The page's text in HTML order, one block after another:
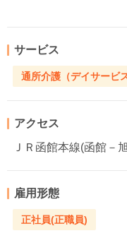
サービス
通所介護（デイサービス
アクセス
ＪＲ函館本線(函館－
雇用形態
正社員(正職員)